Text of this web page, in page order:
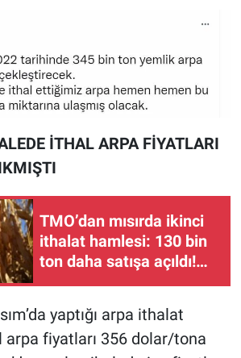
İTHAL ARPA FİYATLARI
TMO’dan mısırda ikinci
ithalat hamlesi: 130 bin
ton daha satışa açıldı!
yaptığı arpa ithalat
arpa fiyatları 356 dolar/tona